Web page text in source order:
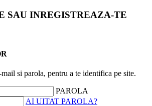
SAU INREGISTREAZA-TE
si parola, pentru a te identifica pe site.
PAROLA
AI UITAT PAROLA?